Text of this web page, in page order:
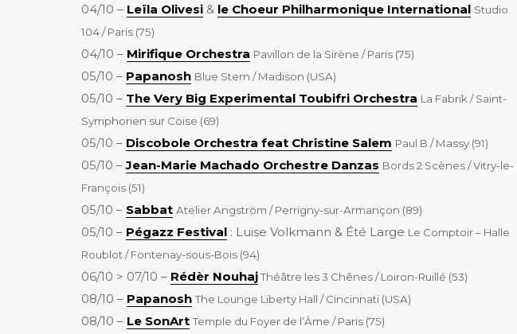
04/10 – Leïla Olivesi & le Choeur Philharmonique International Studio
104 / Paris (75)
04/10 – Mirifique Orchestra Pavillon de la Sirène / Paris (75)
05/10 – Papanosh Blue Stern / Madison (USA)
05/10 – The Very Big Experimental Toubifri Orchestra La Fabrik / Saint-
Symphorien sur Coise (69)
05/10 – Discobole Orchestra feat Christine Salem Paul B / Massy (91)
05/10 –Jean-Marie Machado Orchestre Danzas Bords 2 Scènes / Vitry-le-
François (51)
05/10 – Sabbat Atelier Angström / Perrigny-sur-Armançon (89)
05/10 – Pégazz Festival : Luise Volkmann & Été Large Le Comptoir – Halle
Roublot / Fontenay-sous-Bois (94)
06/10 > 07/10 – Rédèr NouhajThéâtre les 3 Chênes / Loiron-Ruillé (53)
08/10 – Papanosh The Lounge Liberty Hall / Cincinnati (USA)
08/10 – Le SonArt Temple du Foyer de l’Âme / Paris (75)